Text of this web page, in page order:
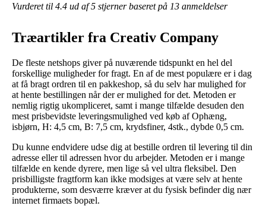
Vurderet til 4.4 ud af 5 stjerner baseret på 13 anmeldelser
Træartikler fra Creativ Company
De fleste netshops giver på nuværende tidspunkt en hel del
forskellige muligheder for fragt. En af de mest populære er i dag
at få bragt ordren til en pakkeshop, så du selv har mulighed for
at hente bestillingen når der er mulighed for det. Metoden er
nemlig rigtig ukompliceret, samt i mange tilfælde desuden den
mest prisbevidste leveringsmulighed ved køb af Ophæng,
isbjørn, H: 4,5 cm, B: 7,5 cm, krydsfiner, 4stk., dybde 0,5 cm.
Du kunne endvidere udse dig at bestille ordren til levering til din
adresse eller til adressen hvor du arbejder. Metoden er i mange
tilfælde en kende dyrere, men lige så vel ultra fleksibel. Den
prisbilligste fragtform kan ikke modsiges at være selv at hente
produkterne, som desværre kræver at du fysisk befinder dig nær
internet firmaets bopæl.